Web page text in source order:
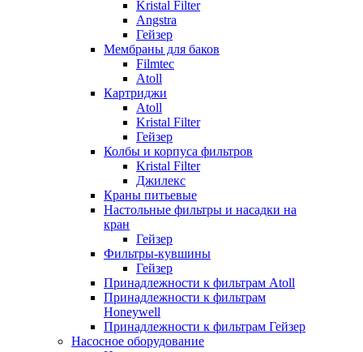
Kristal Filter
Angstra
Гейзер
Мембраны для баков
Filmtec
Atoll
Картриджи
Atoll
Kristal Filter
Гейзер
Колбы и корпуса фильтров
Kristal Filter
Джилекс
Краны питьевые
Настольные фильтры и насадки на
кран
Гейзер
Фильтры-кувшины
Гейзер
Принадлежности к фильтрам Atoll
Принадлежности к фильтрам
Honeywell
Принадлежности к фильтрам Гейзер
Насосное оборудование